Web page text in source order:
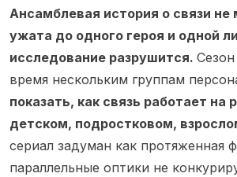
Ансамблевая история о связи
ужата до одного героя и одной
исследование разрушится.
время нескольким группам
показать, как связь работает на
детском, подростковом,
сериал задуман как протяженная
параллельные оптики не